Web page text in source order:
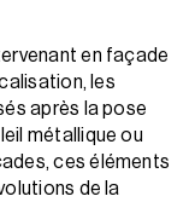
en façade
les
après la pose
métallique ou
ces éléments
de la